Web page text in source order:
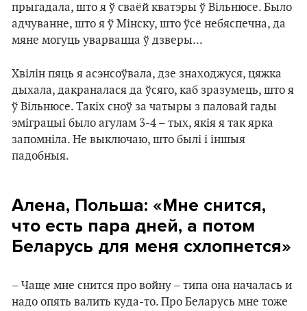
прыгадала, што я ў сваёй кватэры ў Вільнюсе. Было
адчуванне, што я ў Мінску, што ўсё небяспечна, да
мяне могуць уварвацца ў дзверы...
Хвілін пяць я асэнсоўвала, дзе знаходжуся, цяжка
дыхала, дакраналася да ўсяго, каб зразумець, што я
ў Вільнюсе. Такіх сноў за чатыры з паловай гады
эміграцыі было агулам 3-4 – тых, якія я так ярка
запомніла. Не выключаю, што былі і іншыя
падобныя.
Алена, Польша: «Мне снится,
что есть пара дней, а потом
Беларусь для меня схлопнется»
– Чаще мне снится про войну – типа она началась и
надо опять валить куда-то. Про Беларусь мне тоже